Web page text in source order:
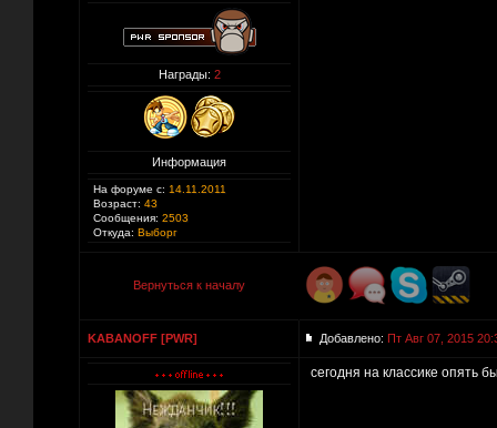
Награды: 2
Информация
На форуме с: 14.11.2011
Возраст: 43
Сообщения: 2503
Откуда: Выборг
Вернуться к началу
KABANOFF [PWR] Добавлено: Пт Авг 07, 2015
сегодня на классике опять